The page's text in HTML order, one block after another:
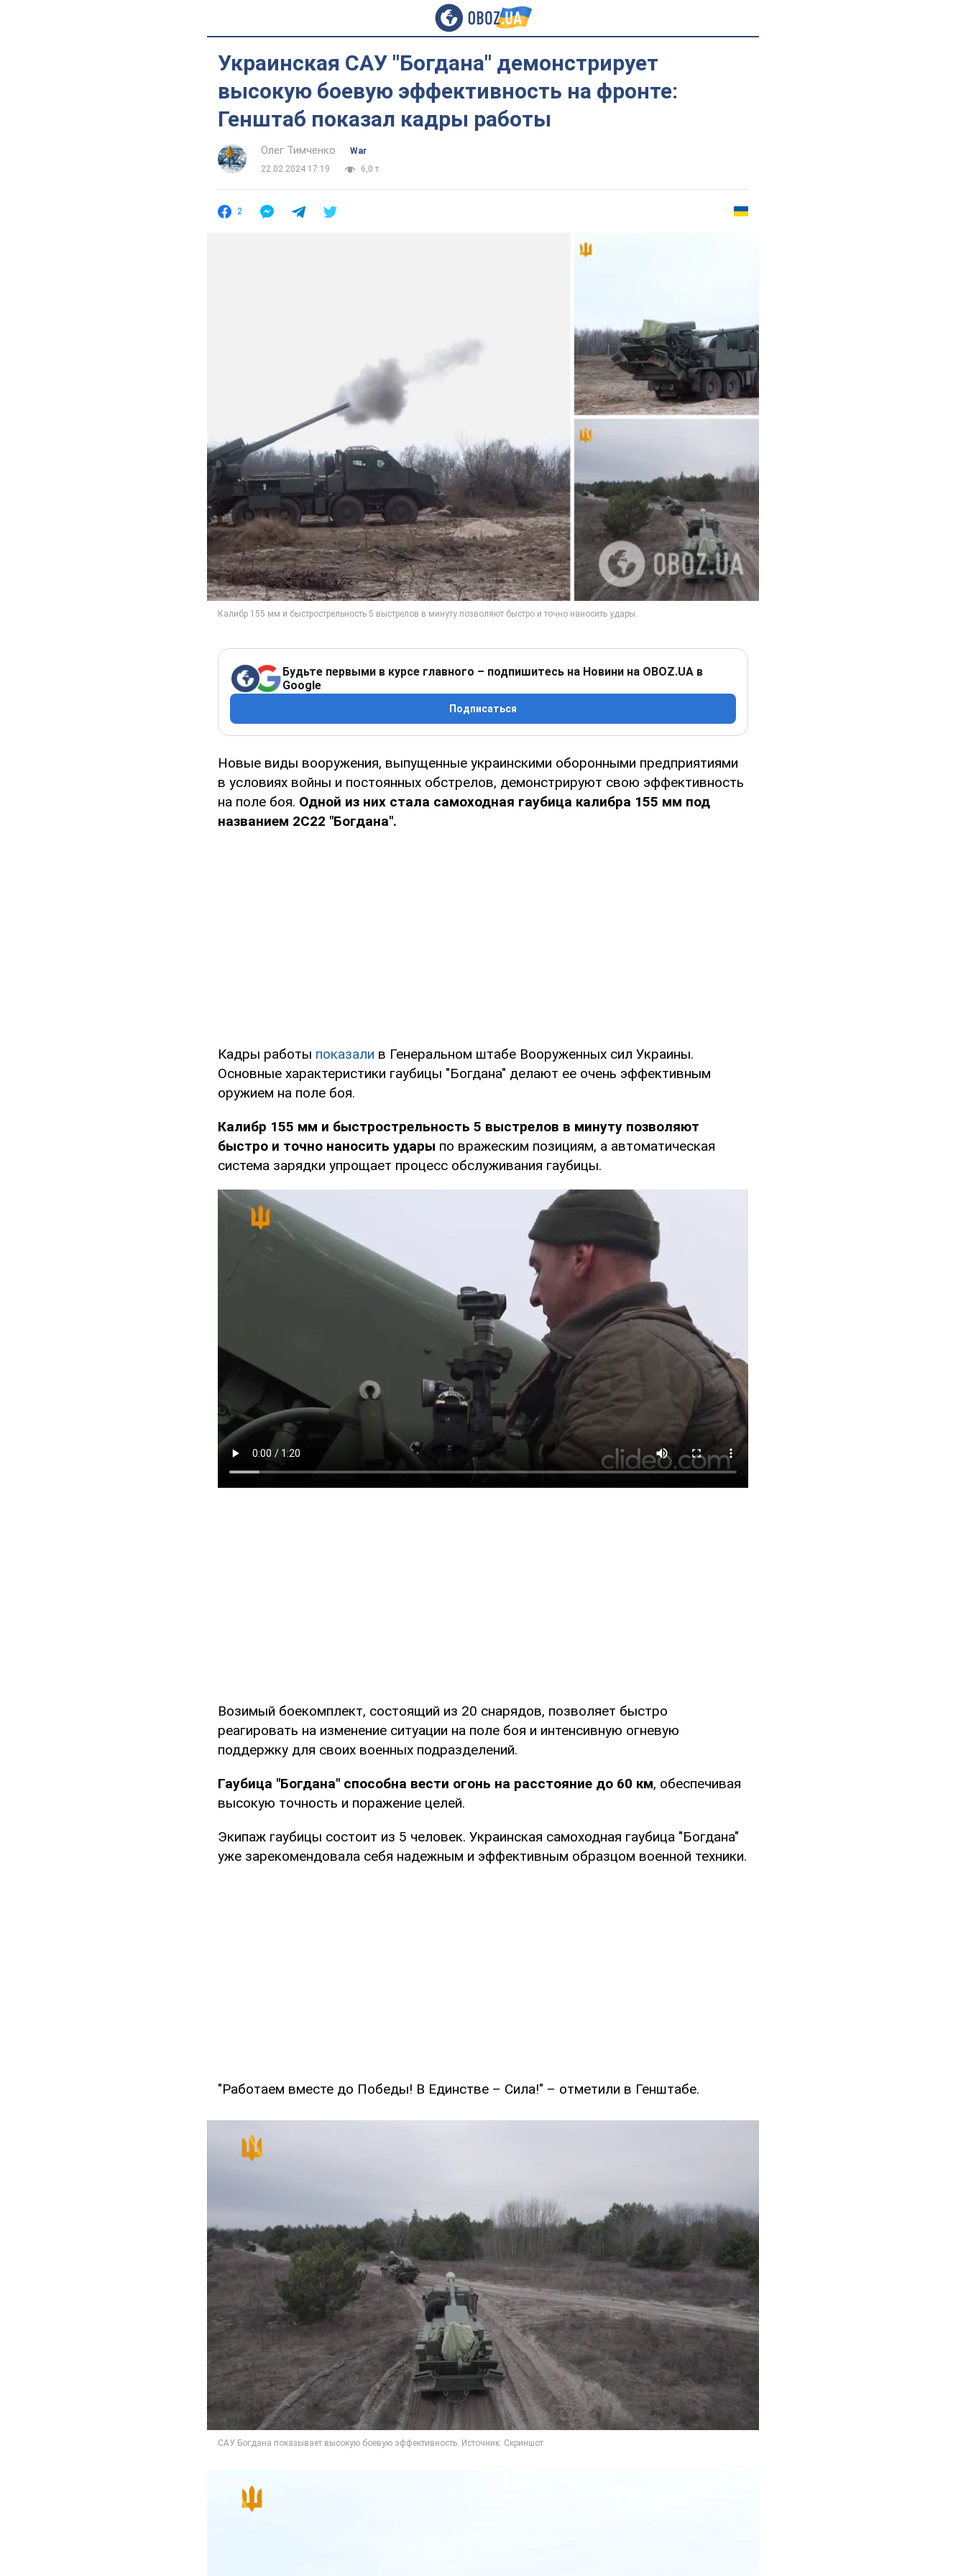
Украинская САУ "Богдана" демонстрирует
высокую боевую эффективность на фронте:
Генштаб показал кадры работы
Олег Тимченко
War
22.02.2024 17:19
6,0 т.
2
Будьте первыми в курсе главного – подпишитесь на Новини на OBOZ.UA в
Google
Подписаться
Новые виды вооружения, выпущенные украинскими оборонными предприятиями
в условиях войны и постоянных обстрелов, демонстрируют свою эффективность
на поле боя. Одной из них стала самоходная гаубица калибра 155 мм под
названием 2С22 "Богдана".
Кадры работы показали в Генеральном штабе Вооруженных сил Украины.
Основные характеристики гаубицы "Богдана" делают ее очень эффективным
оружием на поле боя.
Калибр 155 мм и быстрострельность 5 выстрелов в минуту позволяют
быстро и точно наносить удары по вражеским позициям, а автоматическая
система зарядки упрощает процесс обслуживания гаубицы.
Возимый боекомплект, состоящий из 20 снарядов, позволяет быстро
реагировать на изменение ситуации на поле боя и интенсивную огневую
поддержку для своих военных подразделений.
Гаубица "Богдана" способна вести огонь на расстояние до 60 км, обеспечивая
высокую точность и поражение целей.
Экипаж гаубицы состоит из 5 человек. Украинская самоходная гаубица "Богдана"
уже зарекомендовала себя надежным и эффективным образцом военной техники.
"Работаем вместе до Победы! В Единстве – Сила!" – отметили в Генштабе.